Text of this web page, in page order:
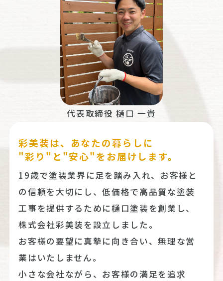
代表取締役 樋口 一貴
彩美装は、あなたの暮らしに
"彩り"と"安心"をお届けします。
19歳で塗装業界に足を踏み入れ、お客様と
の信頼を大切にし、低価格で高品質な塗装
工事を提供するために樋口塗装を創業し、
株式会社彩美装を設立しました。
お客様の要望に真摯に向き合い、無理な営
業はいたしません。
小さな会社ながら、お客様の満足を追求